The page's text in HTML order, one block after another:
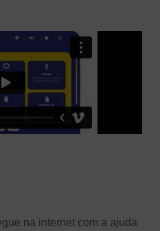
na internet com a ajuda